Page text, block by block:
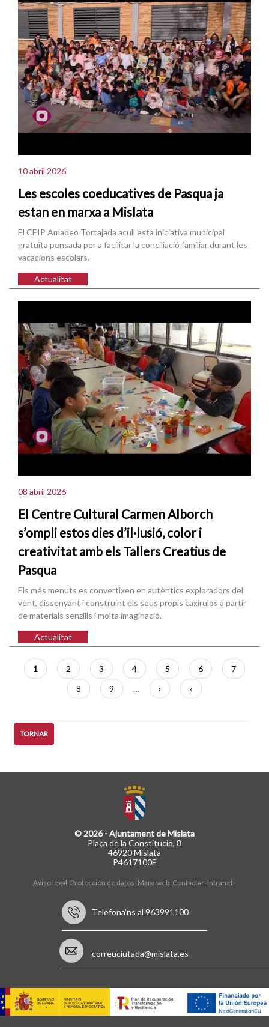
10 abril 2026
Les escoles coeducatives de Pasqua ja
estan en marxa a Mislata
El CEIP Amadeo Tortajada acull esta iniciativa municipal
gratuïta pensada per a facilitar la conciliació familiar durant les
vacacions escolars.
Actualitat
08 abril 2026
El Centre Cultural Carmen Alborch
s’ompli estos dies d’il·lusió, color i
creativitat amb els Tallers Creatius de
Pasqua
Els més menuts es convertixen en autèntics exploradors del
vent, dissenyant i construint els seus propis caxirulos a partir
de materials senzills i molta imaginació.
Actualitat
Paginació
Pàgina
actual
1 Pàgina
2 Pàgina
3 Pàgina
4 Pàgina
5 Pàgina
6 Pàgina
7
Pàgina
8 Pàgina
9 …
Pàgina
següent
›
Última
pàgina
»
TORNAR
© 2026 - Ajuntament de Mislata
Plaça de la Constitució, 8
46920 Mislata
P4617100E
Aviso legal Protección de datos Mapa web Contactar Intranet
Telefona'ns al 963991100
correuciutada@mislata.es